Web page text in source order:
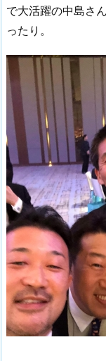
で大活躍の中島さ
ったり。